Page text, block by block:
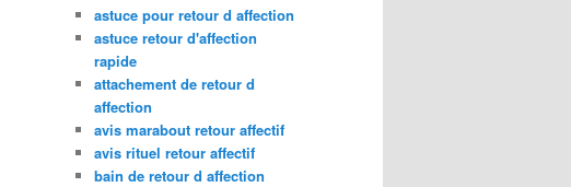
astuce pour retour d affection
astuce retour d'affection
rapide
attachement de retour d
affection
avis marabout retour affectif
avis rituel retour affectif
bain de retour d affection